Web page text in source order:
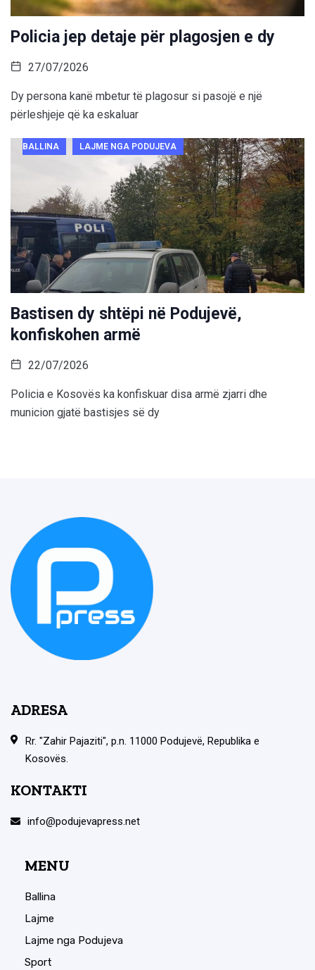
Policia jep detaje për plagosjen e dy
27/07/2026
Dy persona kanë mbetur të plagosur si pasojë e një
përleshjeje që ka eskaluar
BALLINA LAJME NGA PODUJEVA
Bastisen dy shtëpi në Podujevë,
konfiskohen armë
22/07/2026
Policia e Kosovës ka konfiskuar disa armë zjarri dhe
municion gjatë bastisjes së dy
ADRESA
Rr. "Zahir Pajaziti", p.n. 11000 Podujevë, Republika e
Kosovës.
KONTAKTI
info@podujevapress.net
MENU
Ballina
Lajme
Lajme nga Podujeva
Sport